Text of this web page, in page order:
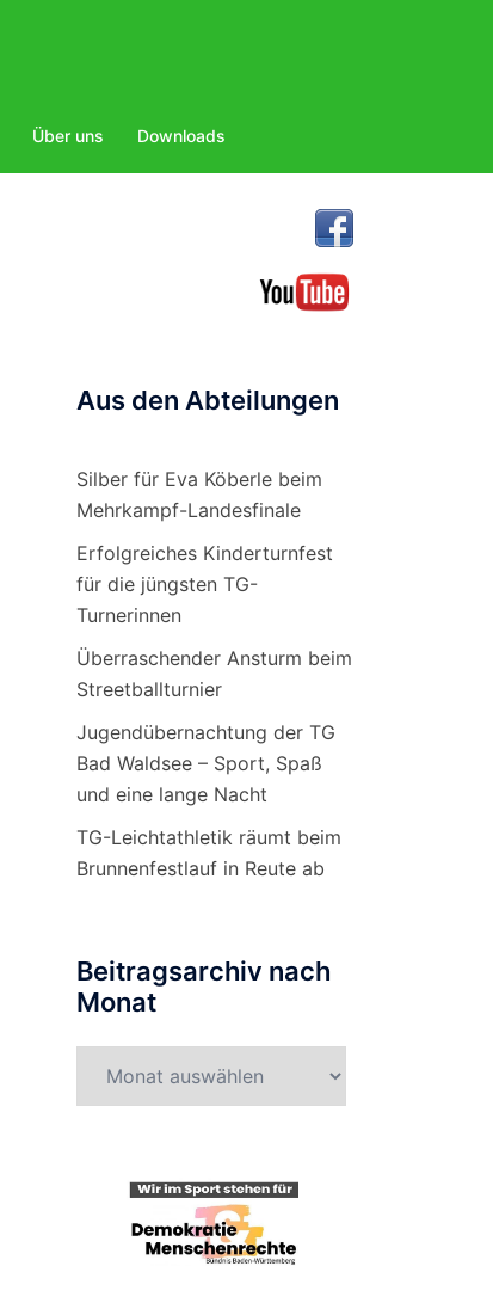
Über uns Downloads
Aus den Abteilungen
Silber für Eva Köberle beim
Mehrkampf-Landesfinale
Erfolgreiches Kinderturnfest
für die jüngsten TG-
Turnerinnen
Überraschender Ansturm beim
Streetballturnier
Jugendübernachtung der TG
Bad Waldsee – Sport, Spaß
und eine lange Nacht
TG-Leichtathletik räumt beim
Brunnenfestlauf in Reute ab
Beitragsarchiv nach
Monat
nach